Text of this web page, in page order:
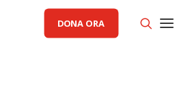
DONA ORA